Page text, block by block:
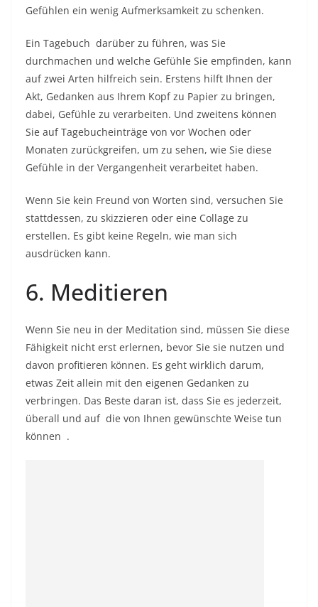
Gefühlen ein wenig Aufmerksamkeit zu schenken.
Ein Tagebuch darüber zu führen, was Sie
durchmachen und welche Gefühle Sie empfinden, kann
auf zwei Arten hilfreich sein. Erstens hilft Ihnen der
Akt, Gedanken aus Ihrem Kopf zu Papier zu bringen,
dabei, Gefühle zu verarbeiten. Und zweitens können
Sie auf Tagebucheinträge von vor Wochen oder
Monaten zurückgreifen, um zu sehen, wie Sie diese
Gefühle in der Vergangenheit verarbeitet haben.
Wenn Sie kein Freund von Worten sind, versuchen Sie
stattdessen, zu skizzieren oder eine Collage zu
erstellen. Es gibt keine Regeln, wie man sich
ausdrücken kann.
6. Meditieren
Wenn Sie neu in der Meditation sind, müssen Sie diese
Fähigkeit nicht erst erlernen, bevor Sie sie nutzen und
davon profitieren können. Es geht wirklich darum,
etwas Zeit allein mit den eigenen Gedanken zu
verbringen. Das Beste daran ist, dass Sie es jederzeit,
überall und auf die von Ihnen gewünschte Weise tun
können .